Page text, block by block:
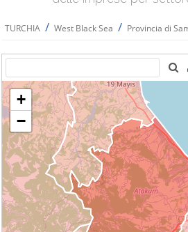
TURCHIA / West Black Sea / Provincia di